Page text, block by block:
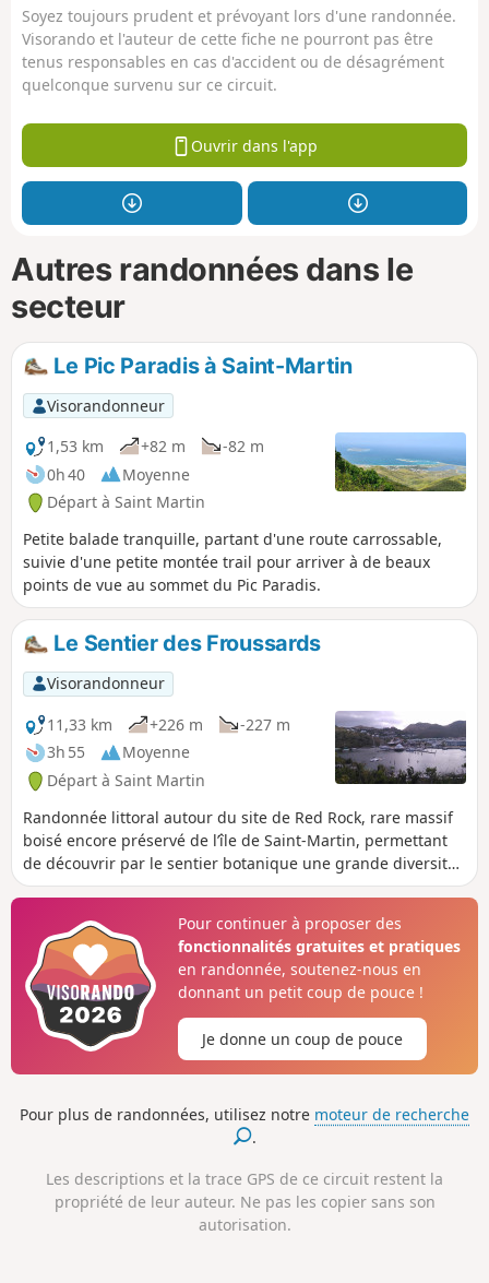
Soyez toujours prudent et prévoyant lors d'une randonnée.
Visorando et l'auteur de cette fiche ne pourront pas être
tenus responsables en cas d'accident ou de désagrément
quelconque survenu sur ce circuit.
Ouvrir dans l'app
Autres randonnées dans le
secteur
Le Pic Paradis à Saint-Martin
Visorandonneur
1,53 km
+82 m
-82 m
0h 40
Moyenne
Départ à Saint Martin
Petite balade tranquille, partant d'une route carrossable,
suivie d'une petite montée trail pour arriver à de beaux
points de vue au sommet du Pic Paradis.
Le Sentier des Froussards
Visorandonneur
11,33 km
+226 m
-227 m
3h 55
Moyenne
Départ à Saint Martin
Randonnée littoral autour du site de Red Rock, rare massif
boisé encore préservé de l’île de Saint-Martin, permettant
de découvrir par le sentier botanique une grande diversité
d'espèces végétales et profiter de belles plages.
Pour continuer à proposer des
fonctionnalités gratuites et pratiques
en randonnée, soutenez-nous en
donnant un petit coup de pouce !
Je donne un coup de pouce
Pour plus de randonnées, utilisez notre moteur de recherche
.
Les descriptions et la trace GPS de ce circuit restent la
propriété de leur auteur. Ne pas les copier sans son
autorisation.